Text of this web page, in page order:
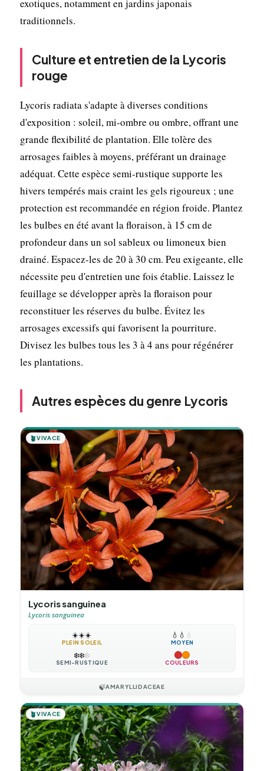
exotiques, notamment en jardins japonais
traditionnels.
Culture et entretien de la Lycoris
rouge
Lycoris radiata s'adapte à diverses conditions
d'exposition : soleil, mi-ombre ou ombre, offrant une
grande flexibilité de plantation. Elle tolère des
arrosages faibles à moyens, préférant un drainage
adéquat. Cette espèce semi-rustique supporte les
hivers tempérés mais craint les gels rigoureux ; une
protection est recommandée en région froide. Plantez
les bulbes en été avant la floraison, à 15 cm de
profondeur dans un sol sableux ou limoneux bien
drainé. Espacez-les de 20 à 30 cm. Peu exigeante, elle
nécessite peu d'entretien une fois établie. Laissez le
feuillage se développer après la floraison pour
reconstituer les réserves du bulbe. Évitez les
arrosages excessifs qui favorisent la pourriture.
Divisez les bulbes tous les 3 à 4 ans pour régénérer
les plantations.
Autres espèces du genre Lycoris
🪴VIVACE
Lycoris sanguinea
Lycoris sanguinea
☀️☀️☀️
PLEIN SOLEIL
💧 💧 💧
MOYEN
❄️❄️❄️
SEMI-RUSTIQUE COULEURS
🍃AMARYLLIDACEAE
🪴VIVACE